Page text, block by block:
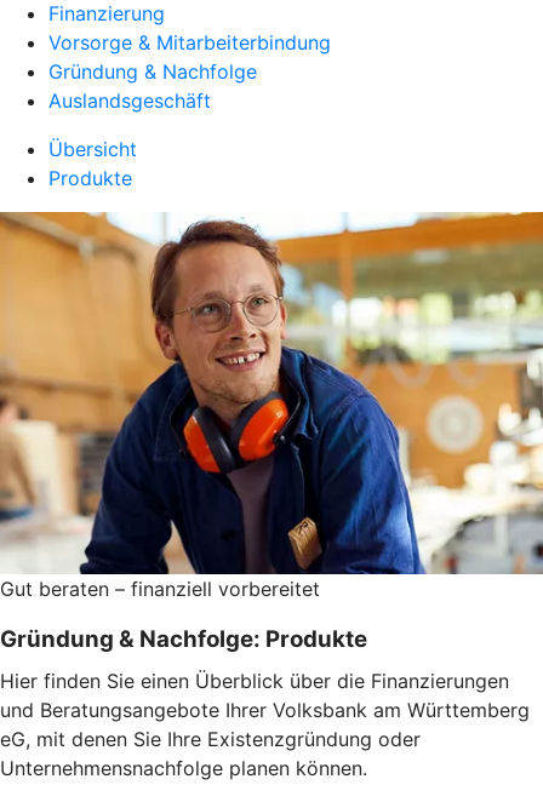
Finanzierung
Vorsorge & Mitarbeiterbindung
Gründung & Nachfolge
Auslandsgeschäft
Übersicht
Produkte
Gut beraten – finanziell vorbereitet
Gründung & Nachfolge: Produkte
Hier finden Sie einen Überblick über die Finanzierungen
und Beratungsangebote Ihrer Volksbank am Württemberg
eG, mit denen Sie Ihre Existenzgründung oder
Unternehmensnachfolge planen können.